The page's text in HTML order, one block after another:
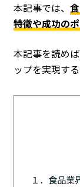
本記事では、
特徴や成功の
本記事を読め
ップを実現す
１．食品業